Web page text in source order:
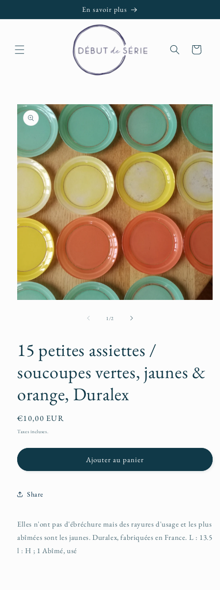
En savoir plus
Panier
Passer aux
informations
produits
fenêtre
modale
1/de2
15 petites assiettes /
soucoupes vertes, jaunes &
orange, Duralex
Prix
habituel
€10,00 EUR
Taxes incluses.
Ajouter au panier
Share
Elles n'ont pas d'ébréchure mais des rayures d'usage et les plus
abîmées sont les jaunes. Duralex, fabriquées en France. L : 13.5
l : H ; 1 Abîmé, usé